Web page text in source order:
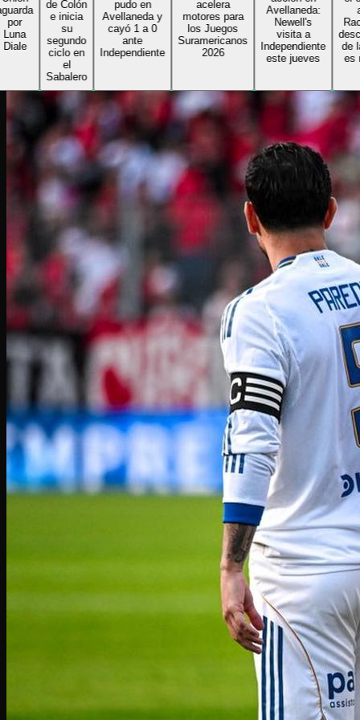
de Colón
e inicia
segundo
ciclo en
Sabalero
pudo en
Avellaneda y
cayó 1 a 0
ante
Independiente
acelera
motores para
los Juegos
Suramericanos
2026
Avellaneda:
Newell's
visita a
Independiente
este jueves
de la
es